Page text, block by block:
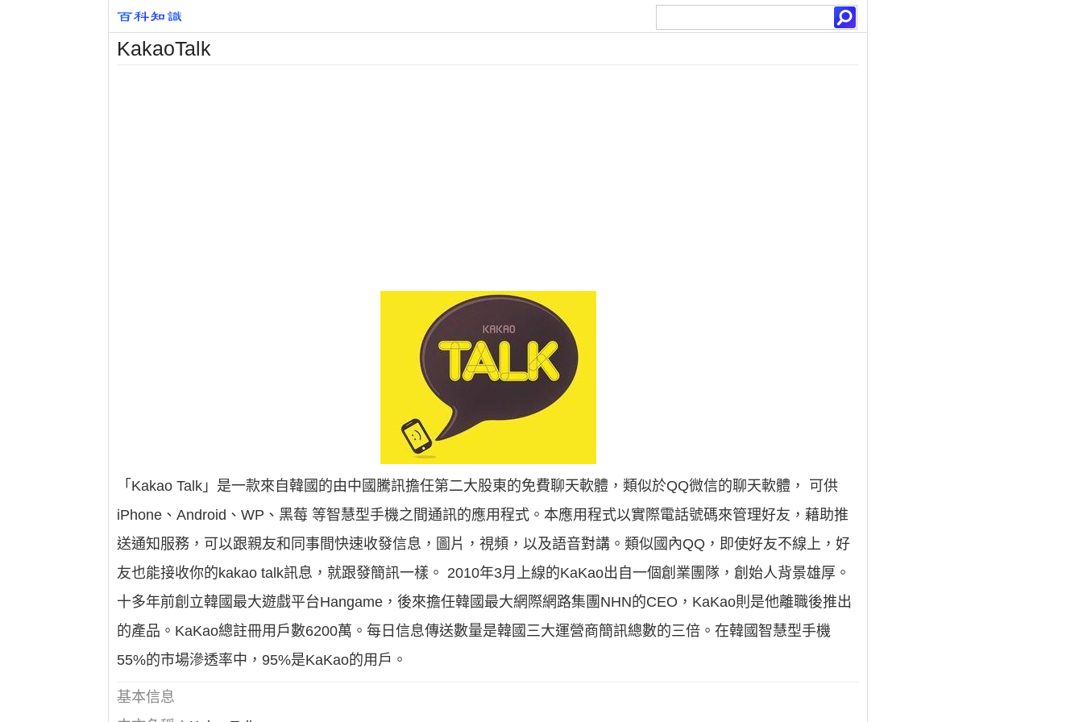
KakaoTalk
「Kakao Talk」是一款來自韓國的由中國騰訊擔任第二大股東的免費聊天軟體，類似於QQ微信的聊天軟體， 可供
iPhone、Android、WP、黑莓 等智慧型手機之間通訊的應用程式。本應用程式以實際電話號碼來管理好友，藉助推
送通知服務，可以跟親友和同事間快速收發信息，圖片，視頻，以及語音對講。類似國內QQ，即使好友不線上，好
友也能接收你的kakao talk訊息，就跟發簡訊一樣。 2010年3月上線的KaKao出自一個創業團隊，創始人背景雄厚。
十多年前創立韓國最大遊戲平台Hangame，後來擔任韓國最大網際網路集團NHN的CEO，KaKao則是他離職後推出
的產品。KaKao總註冊用戶數6200萬。每日信息傳送數量是韓國三大運營商簡訊總數的三倍。在韓國智慧型手機
55%的市場滲透率中，95%是KaKao的用戶。
基本信息